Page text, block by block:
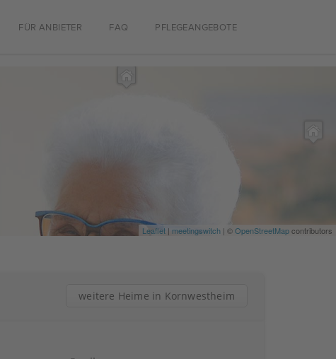
FÜR ANBIETER FAQ PFLEGEANGEBOTE
Leaflet | meetingswitch | ©OpenStreetMapcontributors
weitere Heime in Kornwestheim